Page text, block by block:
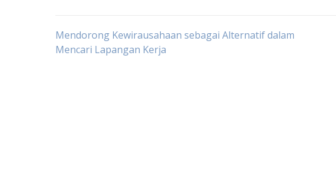
Post
Mendorong Kewirausahaan sebagai Alternatif dalam
Mencari Lapangan Kerja